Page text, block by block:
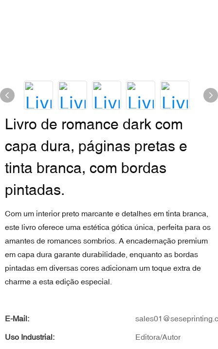
Livro de romance dark com
capa dura, páginas pretas e
tinta branca, com bordas
pintadas.
Com um interior preto marcante e detalhes em tinta branca,
este livro oferece uma estética gótica única, perfeita para os
amantes de romances sombrios. A encadernação premium
em capa dura garante durabilidade, enquanto as bordas
pintadas em diversas cores adicionam um toque extra de
charme a esta edição especial.
E-Mail:
Uso Industrial: Editora/Autor